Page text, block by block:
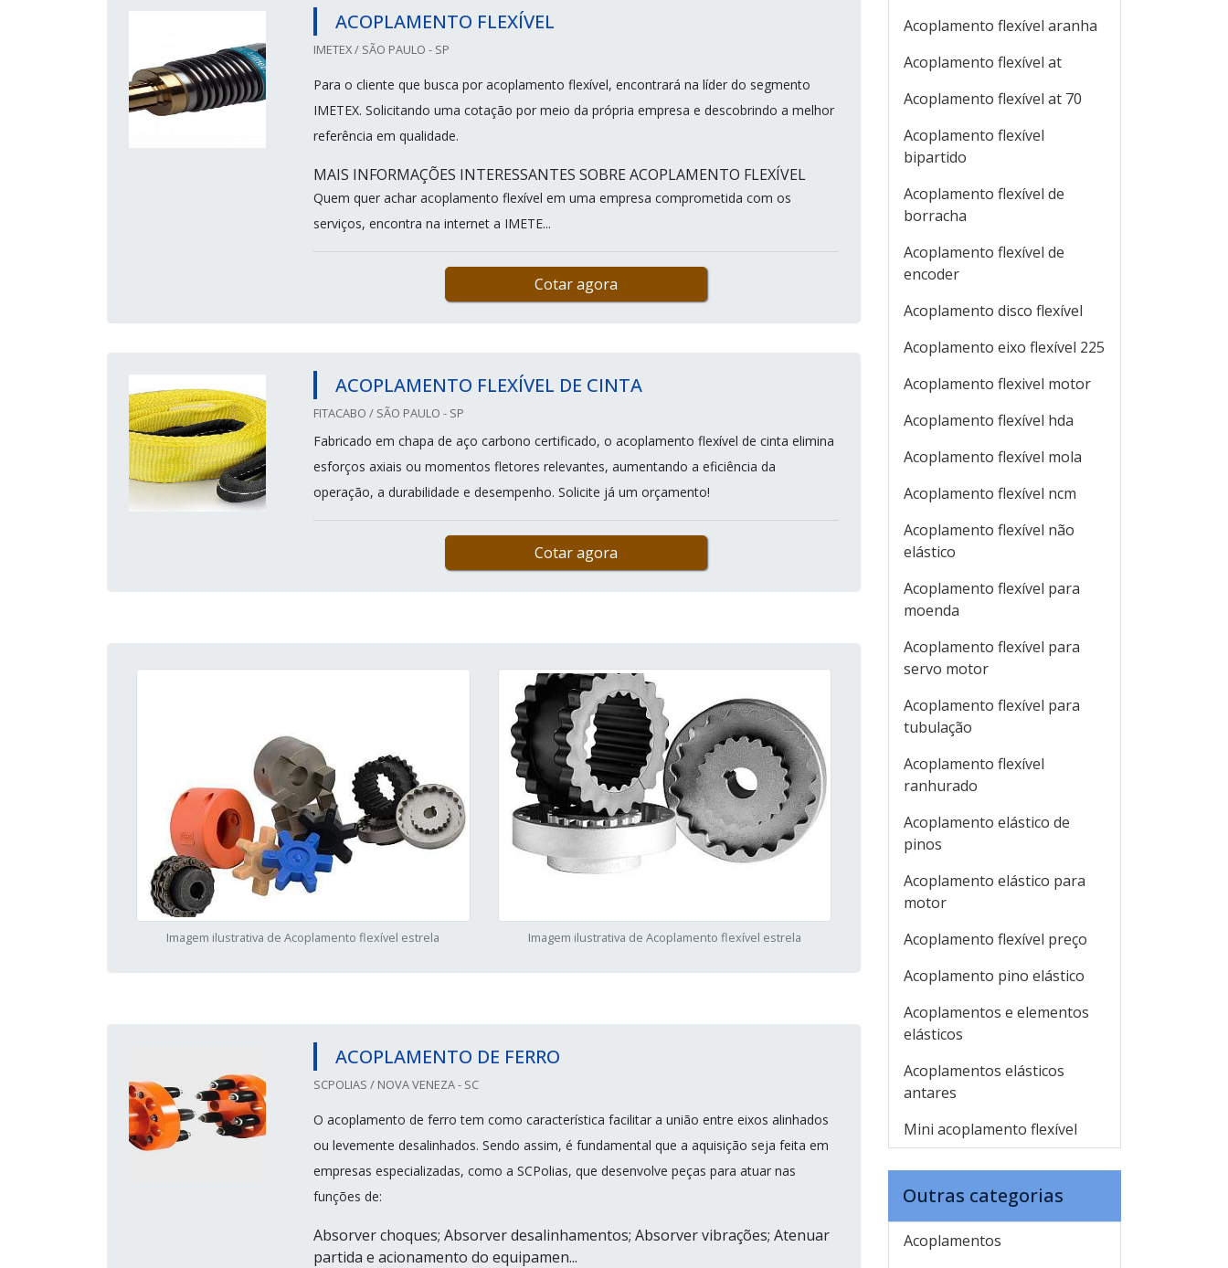
ACOPLAMENTO FLEXÍVEL
IMETEX / SÃO PAULO - SP
Para o cliente que busca por acoplamento flexível, encontrará na líder do segmento
IMETEX. Solicitando uma cotação por meio da própria empresa e descobrindo a melhor
referência em qualidade.
MAIS INFORMAÇÕES INTERESSANTES SOBRE ACOPLAMENTO FLEXÍVEL
Quem quer achar acoplamento flexível em uma empresa comprometida com os
serviços, encontra na internet a IMETE...
Cotar agora
ACOPLAMENTO FLEXÍVEL DE CINTA
FITACABO / SÃO PAULO - SP
Fabricado em chapa de aço carbono certificado, o acoplamento flexível de cinta elimina
esforços axiais ou momentos fletores relevantes, aumentando a eficiência da
operação, a durabilidade e desempenho. Solicite já um orçamento!
Cotar agora
Imagem ilustrativa de Acoplamento flexível estrela Imagem ilustrativa de Acoplamento flexível estrela
ACOPLAMENTO DE FERRO
SCPOLIAS / NOVA VENEZA - SC
O acoplamento de ferro tem como característica facilitar a união entre eixos alinhados
ou levemente desalinhados. Sendo assim, é fundamental que a aquisição seja feita em
empresas especializadas, como a SCPolias, que desenvolve peças para atuar nas
funções de:
Absorver choques; Absorver desalinhamentos; Absorver vibrações; Atenuar
partida e acionamento do equipamen...
Acoplamento flexível aranha
Acoplamento flexível at
Acoplamento flexível at 70
Acoplamento flexível
bipartido
Acoplamento flexível de
borracha
Acoplamento flexível de
encoder
Acoplamento disco flexível
Acoplamento eixo flexível 225
Acoplamento flexivel motor
Acoplamento flexível hda
Acoplamento flexível mola
Acoplamento flexível ncm
Acoplamento flexível não
elástico
Acoplamento flexível para
moenda
Acoplamento flexível para
servo motor
Acoplamento flexível para
tubulação
Acoplamento flexível
ranhurado
Acoplamento elástico de
pinos
Acoplamento elástico para
motor
Acoplamento flexível preço
Acoplamento pino elástico
Acoplamentos e elementos
elásticos
Acoplamentos elásticos
antares
Mini acoplamento flexível
Outras categorias
Acoplamentos